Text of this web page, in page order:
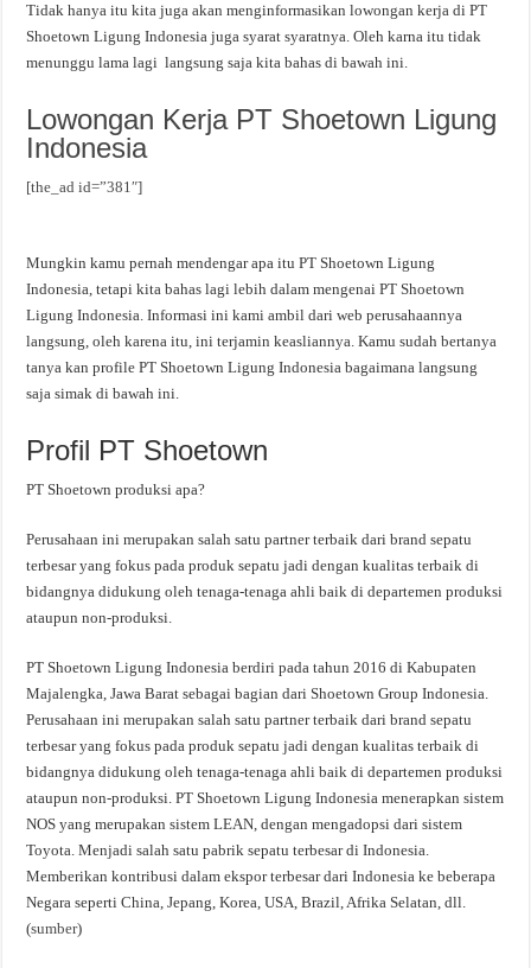
Tidak hanya itu kita juga akan menginformasikan lowongan kerja di PT
Shoetown Ligung Indonesia juga syarat syaratnya. Oleh karna itu tidak
menunggu lama lagi langsung saja kita bahas di bawah ini.
Lowongan Kerja PT Shoetown Ligung
Indonesia
[the_ad id=”381″]
Mungkin kamu pernah mendengar apa itu PT Shoetown Ligung
Indonesia, tetapi kita bahas lagi lebih dalam mengenai PT Shoetown
Ligung Indonesia. Informasi ini kami ambil dari web perusahaannya
langsung, oleh karena itu, ini terjamin keasliannya. Kamu sudah bertanya
tanya kan profile PT Shoetown Ligung Indonesia bagaimana langsung
saja simak di bawah ini.
Profil PT Shoetown
PT Shoetown produksi apa?
Perusahaan ini merupakan salah satu partner terbaik dari brand sepatu
terbesar yang fokus pada produk sepatu jadi dengan kualitas terbaik di
bidangnya didukung oleh tenaga-tenaga ahli baik di departemen produksi
ataupun non-produksi.
PT Shoetown Ligung Indonesia berdiri pada tahun 2016 di Kabupaten
Majalengka, Jawa Barat sebagai bagian dari Shoetown Group Indonesia.
Perusahaan ini merupakan salah satu partner terbaik dari brand sepatu
terbesar yang fokus pada produk sepatu jadi dengan kualitas terbaik di
bidangnya didukung oleh tenaga-tenaga ahli baik di departemen produksi
ataupun non-produksi. PT Shoetown Ligung Indonesia menerapkan sistem
NOS yang merupakan sistem LEAN, dengan mengadopsi dari sistem
Toyota. Menjadi salah satu pabrik sepatu terbesar di Indonesia.
Memberikan kontribusi dalam ekspor terbesar dari Indonesia ke beberapa
Negara seperti China, Jepang, Korea, USA, Brazil, Afrika Selatan, dll.
(sumber)